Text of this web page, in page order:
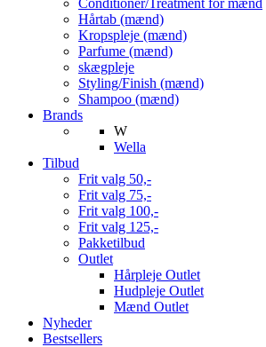
Hårtab (mænd)
Kropspleje (mænd)
Parfume (mænd)
skægpleje
Styling/Finish (mænd)
Shampoo (mænd)
Brands
W
Wella
Tilbud
Frit valg 50,-
Frit valg 75,-
Frit valg 100,-
Frit valg 125,-
Pakketilbud
Outlet
Hårpleje Outlet
Hudpleje Outlet
Mænd Outlet
Nyheder
Bestsellers